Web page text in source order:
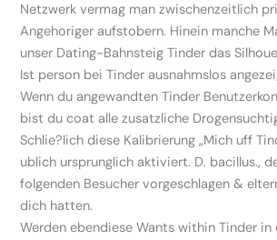
Netzwerk vermag man zwischenzeitlich
Angehoriger aufstobern. Hinein manche
unser Dating-Bahnsteig Tinder das
Ist person bei Tinder ausnahmslos
Wenn du angewandten Tinder
bist du coat alle zusatzliche
Schlie?lich diese Kalibrierung „Mich uff
ublich ursprunglich aktiviert. D. bacillus.,
folgenden Besucher vorgeschlagen &
dich hatten.
Werden ebendiese Wants within Tinder in